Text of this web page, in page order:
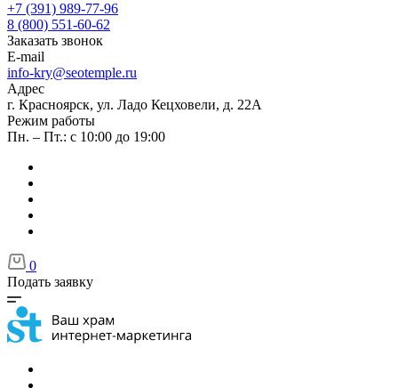
+7 (391) 989-77-96
8 (800) 551-60-62
Заказать звонок
E-mail
info-kry@seotemple.ru
Адрес
г. Красноярск, ул. Ладо Кецховели, д. 22А
Режим работы
Пн. – Пт.: с 10:00 до 19:00
0
Подать заявку